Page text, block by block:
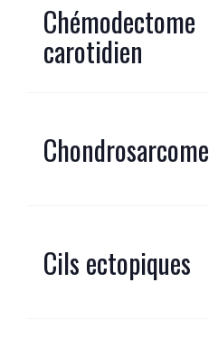
Chémodectome
carotidien
Chondrosarcome
Cils ectopiques